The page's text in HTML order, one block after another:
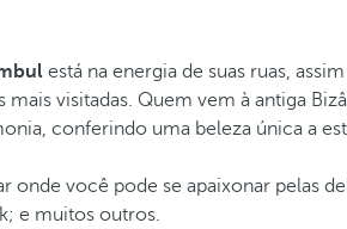
está na energia de suas ruas,
mais visitadas. Quem vem à antiga
conferindo uma beleza única a
onde você pode se apaixonar pelas
e muitos outros.